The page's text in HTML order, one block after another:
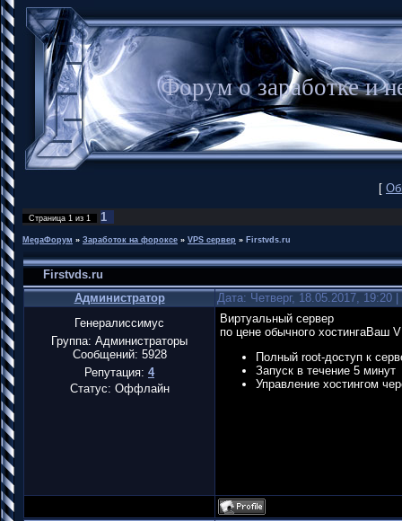
Форум о заработке
[
Страница 1 из 1 1
MegaФорум » Заработок на фороксе » VPS сервер » Firstvds.ru
Firstvds.ru
Администратор
Дата: Четверг, 18.05.2017,
Генералиссимус
Группа: Администраторы
Сообщений: 5928
Репутация: 4
Статус: Оффлайн
Виртуальный сервер
по цене обычного хостингаВаш
Полный root-доступ к
Запуск в течение 5 минут
Управление хостингом